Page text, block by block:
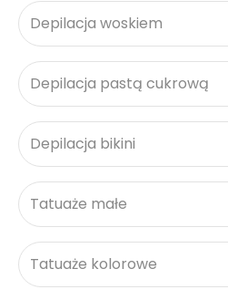
Depilacja woskiem
Depilacja pastą cukrową
Depilacja bikini
Tatuaże małe
Tatuaże kolorowe